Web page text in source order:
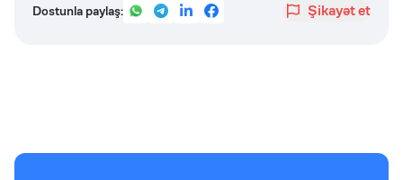
Dostunla paylaş: Şikayət et